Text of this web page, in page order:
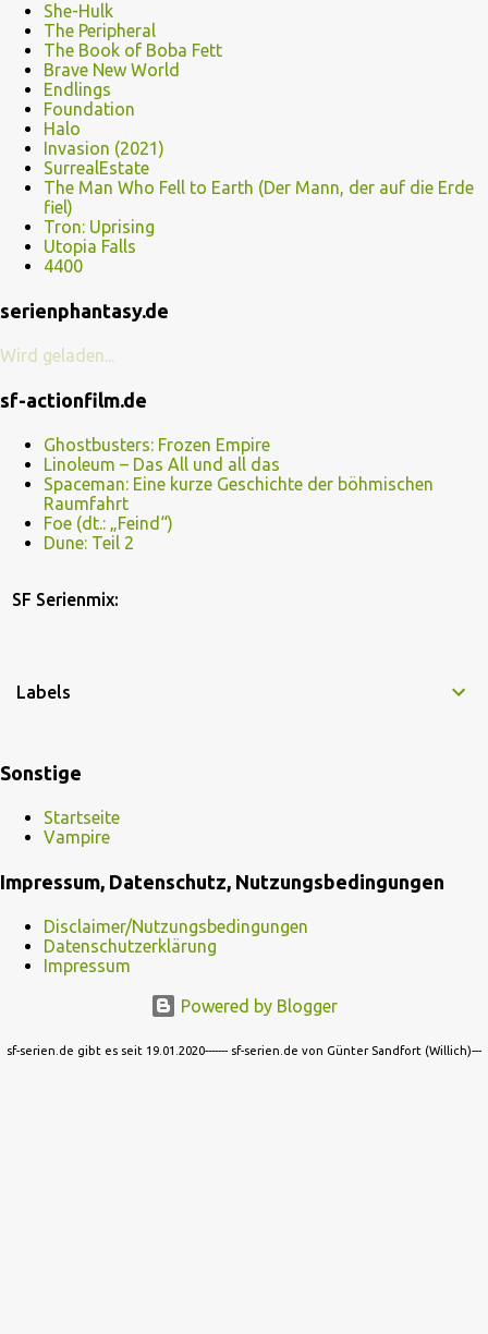
She-Hulk
The Peripheral
The Book of Boba Fett
Brave New World
Endlings
Foundation
Halo
Invasion (2021)
SurrealEstate
The Man Who Fell to Earth (Der Mann, der auf die Erde
fiel)
Tron: Uprising
Utopia Falls
4400
serienphantasy.de
Wird geladen...
sf-actionfilm.de
Ghostbusters: Frozen Empire
Linoleum – Das All und all das
Spaceman: Eine kurze Geschichte der böhmischen
Raumfahrt
Foe (dt.: „Feind“)
Dune: Teil 2
SF Serienmix:
Labels
Sonstige
Startseite
Vampire
Impressum, Datenschutz, Nutzungsbedingungen
Disclaimer/Nutzungsbedingungen
Datenschutzerklärung
Impressum
Powered by Blogger
sf-serien.de gibt es seit 19.01.2020------- sf-serien.de von Günter Sandfort (Willich)---